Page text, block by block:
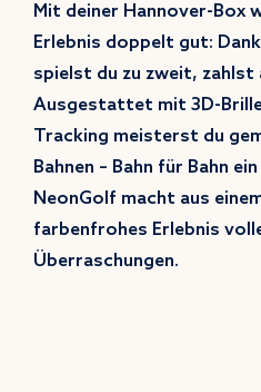
Mit deiner Hannover-Box
Erlebnis doppelt gut:
spielst du zu zweit, zahlst
Ausgestattet mit 3D-
Tracking meisterst du
Bahnen – Bahn für Bahn
NeonGolf macht aus
farbenfrohes Erlebnis
Überraschungen.